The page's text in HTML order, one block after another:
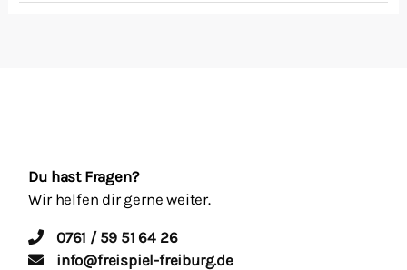
Du hast Fragen?
Wir helfen dir gerne weiter.
0761 / 59 51 64 26
info@freispiel-freiburg.de